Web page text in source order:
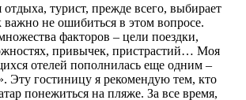
турист, прежде всего, выбирает
важно не ошибиться в этом вопросе.
факторов – цели поездки,
привычек, пристрастий… Моя
отелей пополнилась еще одним –
Эту гостиницу я рекомендую тем, кто
понежиться на пляже. За все время,